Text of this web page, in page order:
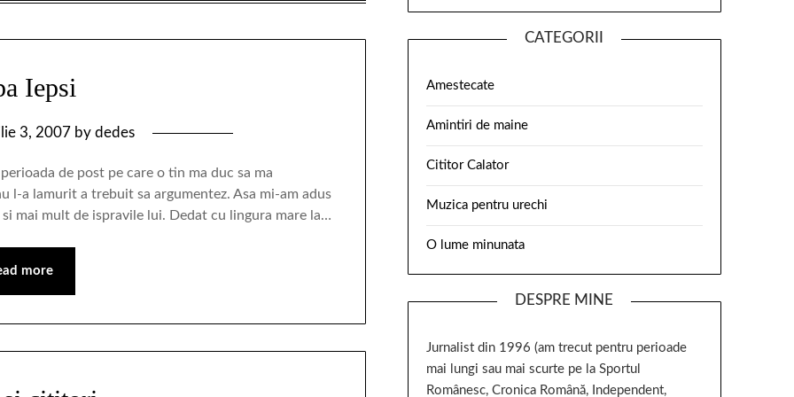
Iepsi
3, 2007 bydedes
de post pe care o tin ma duc sa ma
l-a lamurit a trebuit sa argumentez. Asa mi-am adus
mai mult de ispravile lui. Dedat cu lingura mare la…
more
CATEGORII
Amestecate
Amintiri de maine
Cititor Calator
Muzica pentru urechi
O lume minunata
DESPRE MINE
Jurnalist din 1996 (am trecut pentru perioade
mai lungi sau mai scurte pe la Sportul
Românesc, Cronica Română, Independent,